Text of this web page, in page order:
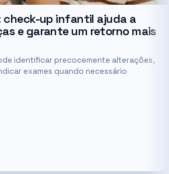
check-up infantil ajuda a
e garante um retorno mais
identificar precocemente alterações,
exames quando necessário